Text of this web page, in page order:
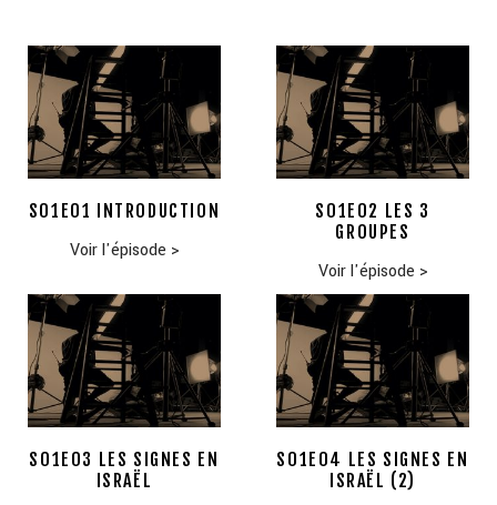
S01E01 INTRODUCTION
Voir l'épisode >
S01E02 LES 3
GROUPES
Voir l'épisode >
S01E03 LES SIGNES EN
ISRAËL
S01E04 LES SIGNES EN
ISRAËL (2)